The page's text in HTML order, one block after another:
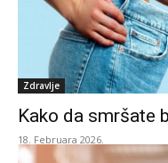
Zdravlje
Kako da smršate
18. Februara 2026.